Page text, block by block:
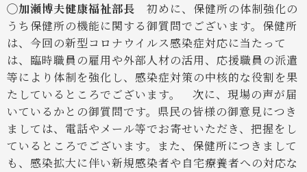
◯加瀬博夫健康福祉部長 初めに、保健所の体制強化の
うち保健所の機能に関する御質問でございます。保健所
は、今回の新型コロナウイルス感染症対応に当たって
は、臨時職員の雇用や外部人材の活用、応援職員の派遣
等により体制を強化し、感染症対策の中核的な役割を果
たしているところでございます。
次に、現場の声が届
いているかとの御質問です。県民の皆様の御意見につき
ましては、電話やメール等でお寄せいただき、把握をし
ているところでございます。また、保健所につきまして
も、感染拡大に伴い新規感染者や自宅療養者への対応な